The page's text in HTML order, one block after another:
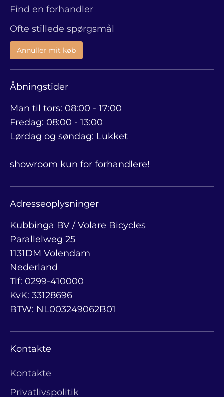
Find en forhandler
Ofte stillede spørgsmål
Annuller mit køb
Åbningstider
Man til tors: 08:00 - 17:00
Fredag: 08:00 - 13:00
Lørdag og søndag: Lukket
showroom kun for forhandlere!
Adresseoplysninger
Kubbinga BV / Volare Bicycles
Parallelweg 25
1131DM Volendam
Nederland
Tlf: 0299-410000
KvK: 33128696
BTW: NL003249062B01
Kontakte
Kontakte
Privatlivspolitik